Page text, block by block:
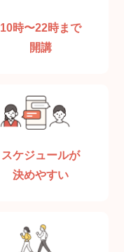
10時〜22時まで
開講
スケジュールが
決めやすい